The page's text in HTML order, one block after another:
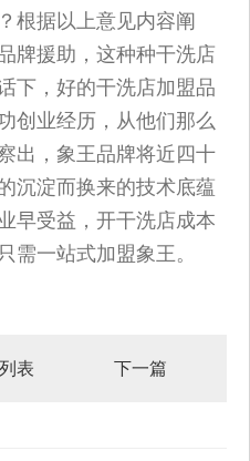
根据以上意见内容阐
牌援助，这种种干洗店
下，好的干洗店加盟品
创业经历，从他们那么
出，象王品牌将近四十
沉淀而换来的技术底蕴
早受益，开干洗店成本
需一站式加盟象王。
列表 下一篇